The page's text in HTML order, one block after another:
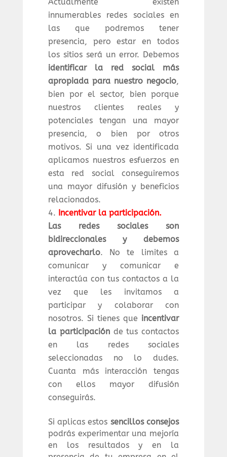
innumerables redes sociales en
las que podremos tener
presencia, pero estar en todos
los sitios será un error. Debemos
identificar la red social más
apropiada para nuestro negocio,
bien por el sector, bien porque
nuestros clientes reales y
potenciales tengan una mayor
presencia, o bien por otros
motivos. Si una vez identificada
aplicamos nuestros esfuerzos en
esta red social conseguiremos
una mayor difusión y beneficios
relacionados.
Incentivar la participación.
Las redes sociales son
bidireccionales y debemos
aprovecharlo. No te limites a
comunicar y comunicar e
interactúa con tus contactos a la
vez que les invitamos a
participar y colaborar con
nosotros. Si tienes que incentivar
la participaciónde tus contactos
en las redes sociales
seleccionadas no lo dudes.
Cuanta más interacción tengas
con ellos mayor difusión
conseguirás.
Si aplicas estos sencillos consejos
podrás experimentar una mejoría
en los resultados y en la